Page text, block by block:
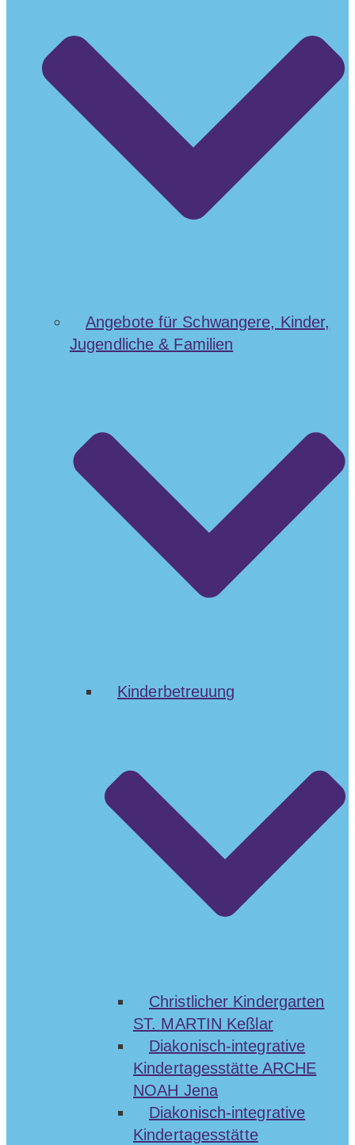
Angebote für Schwangere, Kinder,
Jugendliche & Familien
Kinderbetreuung
Christlicher Kindergarten
ST. MARTIN Keßlar
Diakonisch-integrative
Kindertagesstätte ARCHE
NOAH Jena
Diakonisch-integrative
Kindertagesstätte